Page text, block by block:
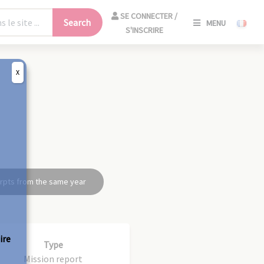
Search
SE CONNECTER /
S'INSCRIRE
MENU
from the same year
Type
Mission report
X